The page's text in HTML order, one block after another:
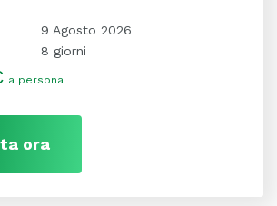
9 Agosto 2026
8 giorni
a persona
ora